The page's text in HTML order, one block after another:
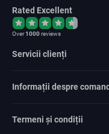
Rated Excellent
Over1000reviews
Servicii clienți
Informații despre
Termeni și condiții